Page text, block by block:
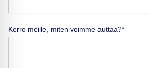
Kerro meille, miten voimme auttaa?*